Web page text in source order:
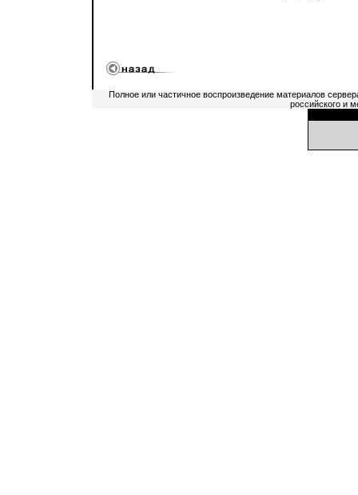
Полное или частичное воспроизведение материалов
российского и